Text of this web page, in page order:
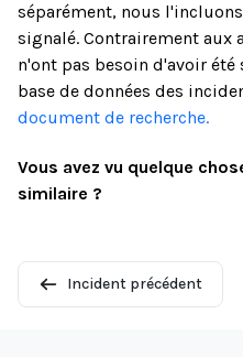
séparément, nous
signalé. Contrairement aux
n'ont pas besoin d'avoir été
base de données des
document de recherche.
Vous avez vu quelque
similaire ?
Incident précédent